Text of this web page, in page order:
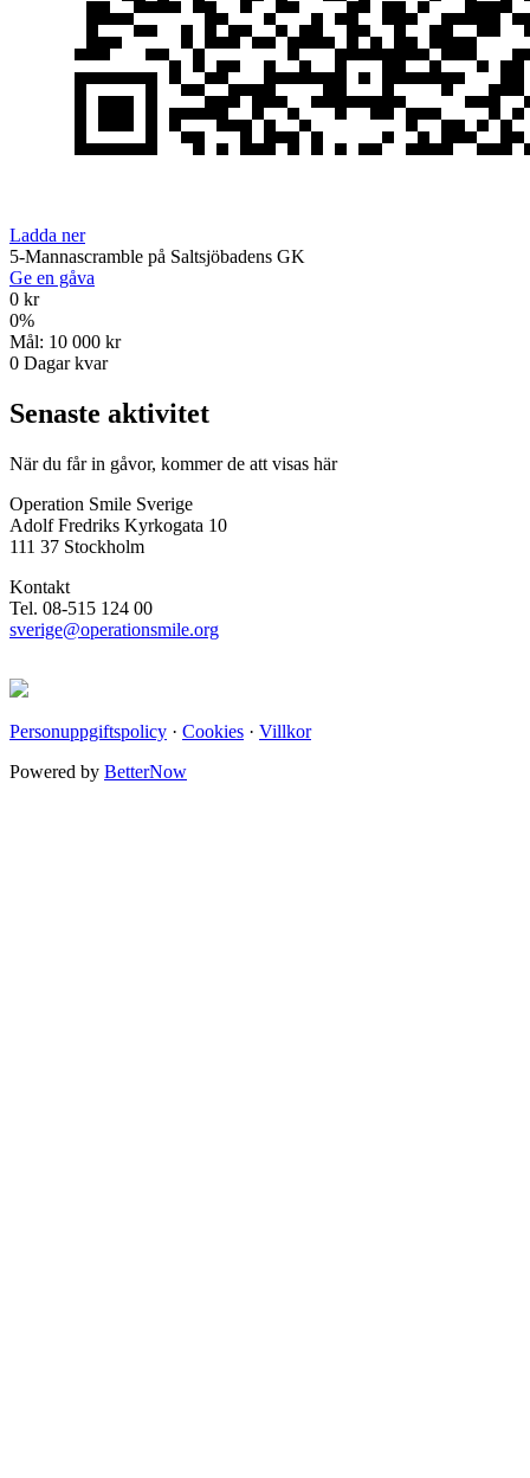
Ladda ner
5-Mannascramble på Saltsjöbadens GK
Ge en gåva
0 kr
0%
Mål: 10 000 kr
0 Dagar kvar
Senaste aktivitet
När du får in gåvor, kommer de att visas här
Operation Smile Sverige
Adolf Fredriks Kyrkogata 10
111 37 Stockholm
Kontakt
Tel. 08-515 124 00
sverige@operationsmile.org
Personuppgiftspolicy · Cookies · Villkor
Powered by BetterNow